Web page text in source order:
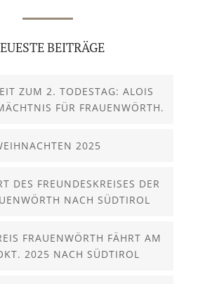
BEITRÄGE
ZUM 2. TODESTAG: ALOIS
FÜR FRAUENWÖRTH.
2025
DES FREUNDESKREISES DER
NACH SÜDTIROL
FRAUENWÖRTH FÄHRT AM
2025 NACH SÜDTIROL